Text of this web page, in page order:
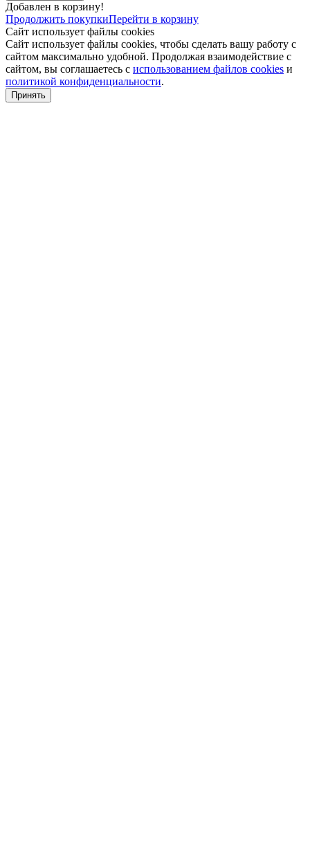
Добавлен в корзину!
Продолжить покупкиПерейти в корзину
Сайт использует файлы cookies
Сайт использует файлы cookies, чтобы сделать вашу работу с
сайтом максимально удобной. Продолжая взаимодействие с
сайтом, вы соглашаетесь с использованием файлов cookies и
политикой конфиденциальности.
Принять